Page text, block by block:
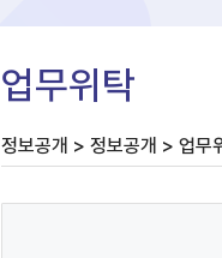
업무위탁
정보공개 > 정보공개 > 업무